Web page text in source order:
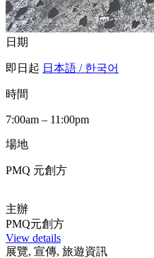
日期
即日起 日本語 / 한국어
時間
7:00am – 11:00pm
場地
PMQ 元創方
主辦
PMQ元創方
View details
展覽, 宣傳, 旅遊資訊